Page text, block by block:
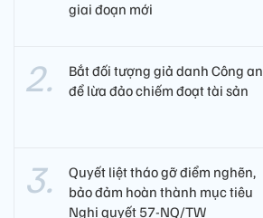
giai đoạn mới
Bắt đối tượng giả danh Công an
để lừa đảo chiếm đoạt tài sản
Quyết liệt tháo gỡ điểm nghẽn,
bảo đảm hoàn thành mục tiêu
Nghị quyết 57-NQ/TW